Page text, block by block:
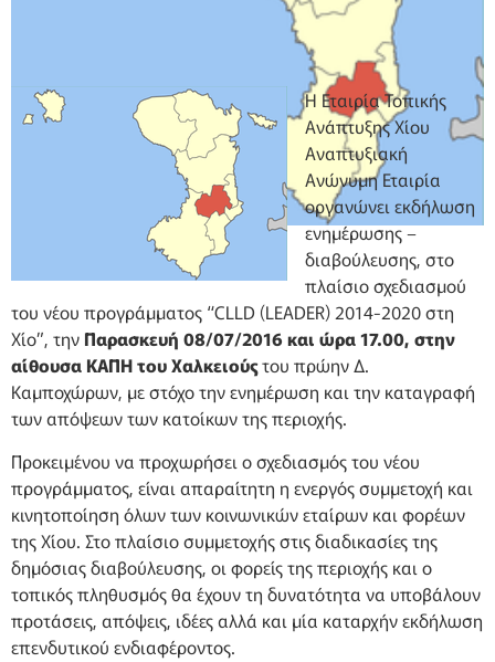
Η Εταιρία Τοπικής
Ανάπτυξης Χίου
Αναπτυξιακή
Ανώνυμη Εταιρία
οργανώνει εκδήλωση
ενημέρωσης –
διαβούλευσης, στο
πλαίσιο σχεδιασμού
του νέου προγράμματος “CLLD (LEADER) 2014-2020 στη
Χίο”, την Παρασκευή 08/07/2016 και ώρα 17.00, στην
αίθουσα ΚΑΠΗ του Χαλκειούςτου πρώην Δ.
Καμποχώρων, με στόχο την ενημέρωση και την καταγραφή
των απόψεων των κατοίκων της περιοχής.
Προκειμένου να προχωρήσει ο σχεδιασμός του νέου
προγράμματος, είναι απαραίτητη η ενεργός συμμετοχή και
κινητοποίηση όλων των κοινωνικών εταίρων και φορέων
της Χίου. Στο πλαίσιο συμμετοχής στις διαδικασίες της
δημόσιας διαβούλευσης, οι φορείς της περιοχής και ο
τοπικός πληθυσμός θα έχουν τη δυνατότητα να υποβάλουν
προτάσεις, απόψεις, ιδέες αλλά και μία καταρχήν εκδήλωση
επενδυτικού ενδιαφέροντος.